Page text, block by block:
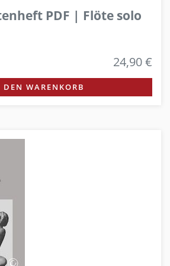
PDF | Flöte solo
24,90 €
DEN WARENKORB